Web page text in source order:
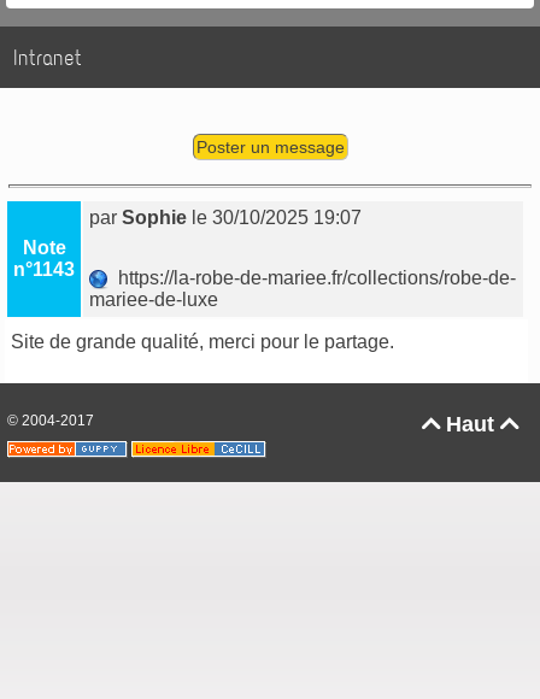
Intranet
Poster un message
Note
n°1143
parSophie le 30/10/2025 19:07
https://la-robe-de-mariee.fr/collections/robe-de-
mariee-de-luxe
Site de grande qualité, merci pour le partage.
Haut 
© 2004-2017